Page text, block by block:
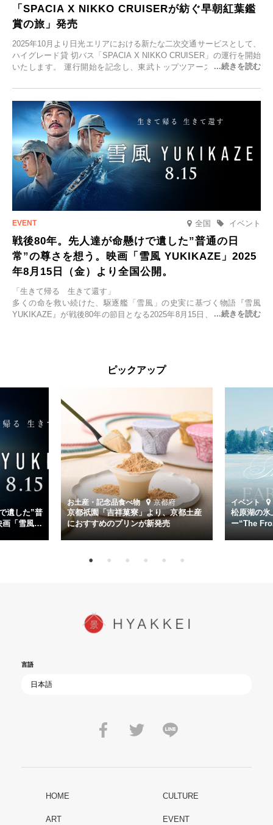
「SPACIA X NIKKO CRUISERが紡ぐ早朝紅葉鑑
賞の旅」発売
2025年10月より日光エリアにおける新たな二次交通サービスとして、
ハイグレード貸 切バス「SPACIA X NIKKO CRUISER」の運行を開始
いたします。 運行開始を記念し、東武トップツアーズ株式会社では
2025年9月12日(金)より発売いたします。
全国 イベント
戦後80年。先人達が命懸けで遺した”普通の日
常”の尊さを想う。映画「雪風 YUKIKAZE」2025
年8月15日（金）より全国公開。
「生きて帰る 生きて還す」
多くの命を救い続けた、駆逐艦「雪風」の史実に基づく物語『雪風
YUKIKAZE』が戦後80年の節目となる2025年8月15日、全国公開され
くの仲間の命を救い帰還させ、戦後まで生き抜き「幸運艦」と呼ばれ
主演は「雪風」の艦長・寺澤一利を演じる竹野内豊。先任伍長・早瀬
幸平を玉木宏が演じるほか、奥平大兼、田中麗奈、石丸幹二、益岡徹
など実力派俳優が共演。そして戦艦大和と運命を共にした帝国海軍・
第二艦隊司令長官、伊藤整一を中井貴一が圧倒的な存在感で演じ切
る。
時代が再び、分断と暴力に揺れる現代。本作は「同じ過ちを繰り返す
道を歩んではいないか」と、彼らが命をかけて守りたいと願っ
た”今”を生きる私達に問いかける。戦後80年、戦争の記憶が薄れゆく
今だからこそ、尊い平和の価値を未来に繋ぐ作品『雪風 YUKIKAZE』
を多くの方にご覧いただきたい。
ピックアップ
遺した”普
画「雪風
お土産・記念品食べ物 京都府
京都祇園「吉祥菓寮」より、京都土産
におすすめのプリンが新発売
イベント
松原湖の氷
ー“The
言語
HOME CULTURE
ART EVENT